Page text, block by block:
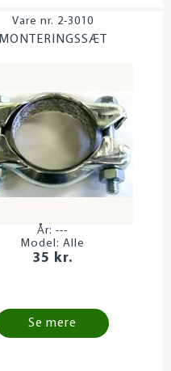
2-3010
MONTERINGSSÆT
År:---
Model: Alle
35 kr.
Se mere